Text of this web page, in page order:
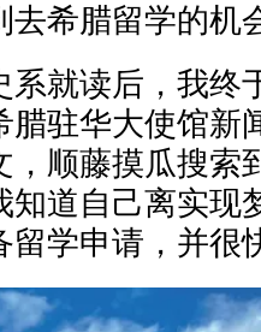
去希腊留学的机
系就读后，我终
腊驻华大使馆新
，顺藤摸瓜搜索
知道自己离实现
留学申请，并很